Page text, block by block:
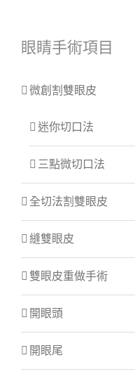
眼睛手術項目
微創割雙眼皮
迷你切口法
三點微切口法
全切法割雙眼皮
縫雙眼皮
雙眼皮重做手術
開眼頭
開眼尾